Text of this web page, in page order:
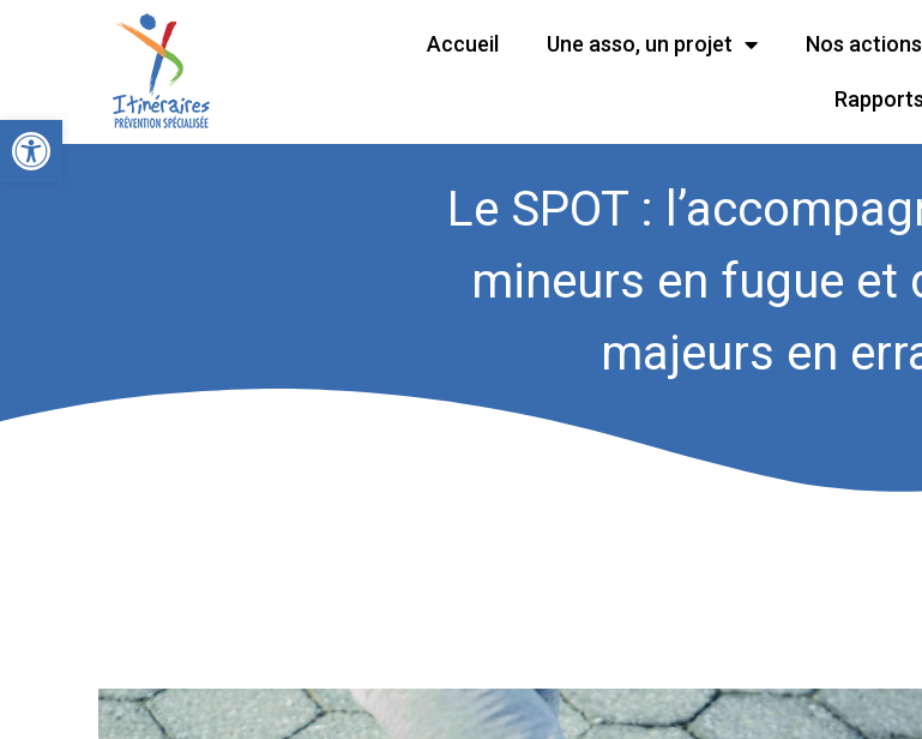
Ouvrir la barre d’outils
Accueil Une asso, un projet Nos actions
Le SPOT :
mineurs en fugue et
majeurs en